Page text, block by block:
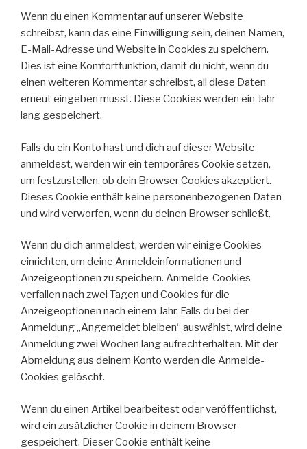
Wenn du einen Kommentar auf unserer Website
schreibst, kann das eine Einwilligung sein, deinen Namen,
E-Mail-Adresse und Website in Cookies zu speichern.
Dies ist eine Komfortfunktion, damit du nicht, wenn du
einen weiteren Kommentar schreibst, all diese Daten
erneut eingeben musst. Diese Cookies werden ein Jahr
lang gespeichert.
Falls du ein Konto hast und dich auf dieser Website
anmeldest, werden wir ein temporäres Cookie setzen,
um festzustellen, ob dein Browser Cookies akzeptiert.
Dieses Cookie enthält keine personenbezogenen Daten
und wird verworfen, wenn du deinen Browser schließt.
Wenn du dich anmeldest, werden wir einige Cookies
einrichten, um deine Anmeldeinformationen und
Anzeigeoptionen zu speichern. Anmelde-Cookies
verfallen nach zwei Tagen und Cookies für die
Anzeigeoptionen nach einem Jahr. Falls du bei der
Anmeldung „Angemeldet bleiben“ auswählst, wird deine
Anmeldung zwei Wochen lang aufrechterhalten. Mit der
Abmeldung aus deinem Konto werden die Anmelde-
Cookies gelöscht.
Wenn du einen Artikel bearbeitest oder veröffentlichst,
wird ein zusätzlicher Cookie in deinem Browser
gespeichert. Dieser Cookie enthält keine